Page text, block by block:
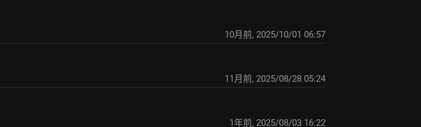
10月前, 2025/10/01 06:57
11月前, 2025/08/28 05:24
1年前, 2025/08/03 16:22